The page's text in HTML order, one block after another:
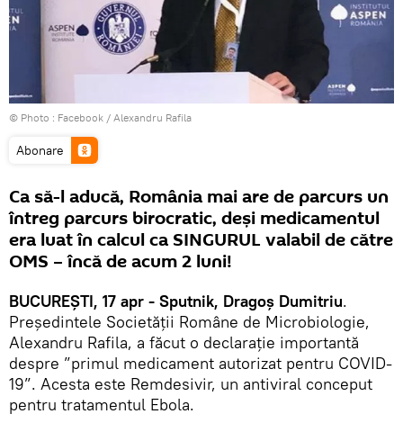
© Photo : Facebook / Alexandru Rafila
Abonare
Ca să-l aducă, România mai are de parcurs un
întreg parcurs birocratic, deși medicamentul
era luat în calcul ca SINGURUL valabil de către
OMS – încă de acum 2 luni!
BUCUREȘTI, 17 apr - Sputnik, Dragoș Dumitriu.
Președintele Societății Române de Microbiologie,
Alexandru Rafila, a făcut o declarație importantă
despre ”primul medicament autorizat pentru COVID-
19”. Acesta este Remdesivir, un antiviral conceput
pentru tratamentul Ebola.